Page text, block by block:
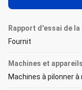
Rapport d'essai de la
Fournit
Machines et
Machines à pilonner